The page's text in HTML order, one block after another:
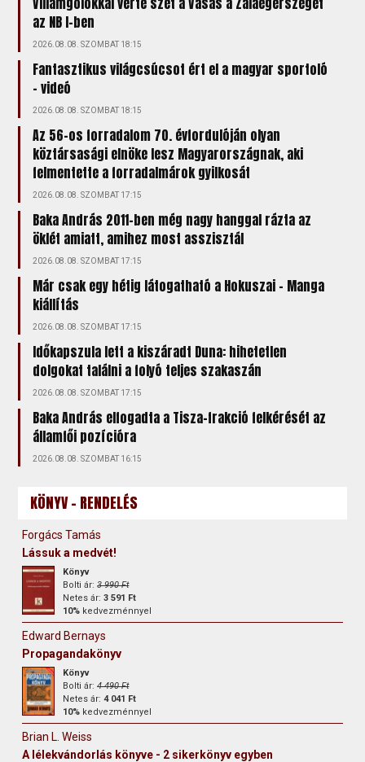
az NB I-ben
2026.08.08. SZOMBAT 18:15
Fantasztikus világcsúcsot ért el a magyar sportoló
- videó
2026.08.08. SZOMBAT 18:15
Az 56-os forradalom 70. évfordulóján olyan
köztársasági elnöke lesz Magyarországnak, aki
felmentette a forradalmárok gyilkosát
2026.08.08. SZOMBAT 17:15
Baka András 2011-ben még nagy hanggal rázta az
öklét amiatt, amihez most asszisztál
2026.08.08. SZOMBAT 17:15
Már csak egy hétig látogatható a Hokuszai – Manga
kiállítás
2026.08.08. SZOMBAT 17:15
Időkapszula lett a kiszáradt Duna: hihetetlen
dolgokat találni a folyó teljes szakaszán
2026.08.08. SZOMBAT 17:15
Baka András elfogadta a Tisza-frakció felkérését az
államfői pozícióra
2026.08.08. SZOMBAT 16:15
KÖNYV - RENDELÉS
Forgács Tamás
Lássuk a medvét!
Könyv
Bolti ár:3 990 Ft
Netes ár:3 591 Ft
10% kedvezménnyel
Edward Bernays
Propagandakönyv
Könyv
Bolti ár:4 490 Ft
Netes ár:4 041 Ft
10% kedvezménnyel
Brian L. Weiss
A lélekvándorlás könyve - 2 sikerkönyv egyben